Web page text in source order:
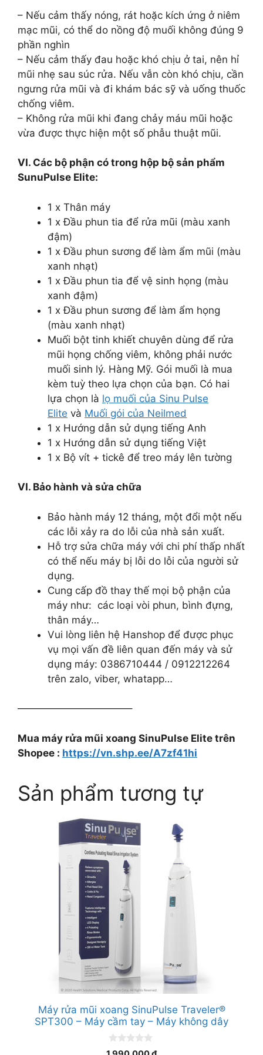
– Nếu cảm thấy nóng, rát hoặc kích ứng ở niêm
mạc mũi, có thể do nồng độ muối không đúng 9
phần nghìn
– Nếu cảm thấy đau hoặc khó chịu ở tai, nên hỉ
mũi nhẹ sau súc rửa. Nếu vẫn còn khó chịu, cần
ngưng rửa mũi và đi khám bác sỹ và uống thuốc
chống viêm.
– Không rửa mũi khi đang chảy máu mũi hoặc
vừa được thực hiện một số phẫu thuật mũi.
VI. Các bộ phận có trong hộp bộ sản phẩm
SunuPulse Elite:
1 x Thân máy
1 x Đầu phun tia để rửa mũi (màu xanh
đậm)
1 x Đầu phun sương để làm ẩm mũi (màu
xanh nhạt)
1 x Đầu phun tia để vệ sinh họng (màu
xanh đậm)
1 x Đầu phun sương để làm ẩm họng
(màu xanh nhạt)
Muối bột tinh khiết chuyên dùng để rửa
mũi họng chống viêm, không phải nước
muối sinh lý. Hàng Mỹ. Gói muối là mua
kèm tuỳ theo lựa chọn của bạn. Có hai
lựa chọn là lọ muối của Sinu Pulse
Elite và Muối gói của Neilmed
1 x Hướng dẫn sử dụng tiếng Anh
1 x Hướng dẫn sử dụng tiếng Việt
1 x Bộ vít + tickê để treo máy lên tường
VI. Bảo hành và sửa chữa
Bảo hành máy 12 tháng, một đổi một nếu
các lỗi xảy ra do lỗi của nhà sản xuất.
Hỗ trợ sửa chữa máy với chi phí thấp nhất
có thể nếu máy bị lỗi do lỗi của người sử
dụng.
Cung cấp đồ thay thế mọi bộ phận của
máy như: các loại vòi phun, bình đựng,
thân máy…
Vui lòng liên hệ Hanshop để được phục
vụ mọi vấn đề liên quan đến máy và sử
dụng máy: 0386710444 / 0912212264
trên zalo, viber, whatapp…
———————————–
Mua máy rửa mũi xoang SinuPulse Elite trên
Shopee : https://vn.shp.ee/A7zf41hi
Sản phẩm tương tự
Máy rửa mũi xoang SinuPulse Traveler®
SPT300 – Máy cầm tay – Máy không dây
0